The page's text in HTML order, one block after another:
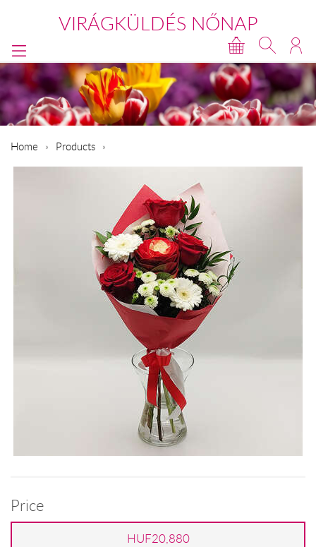
VIRÁGKÜLDÉS NŐNAP
Home Products
Price
HUF20,880